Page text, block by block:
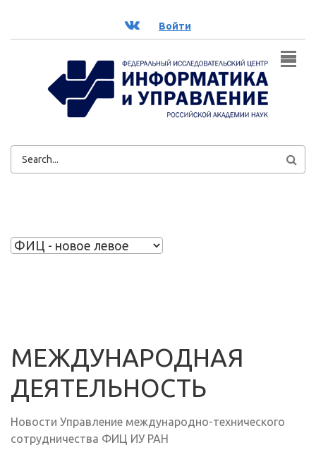
ВК Войти
ФОРМА
МЕЖДУНАРОДНАЯ
ДЕЯТЕЛЬНОСТЬ
Новости Управление международно-технического
сотрудничества ФИЦ ИУ РАН